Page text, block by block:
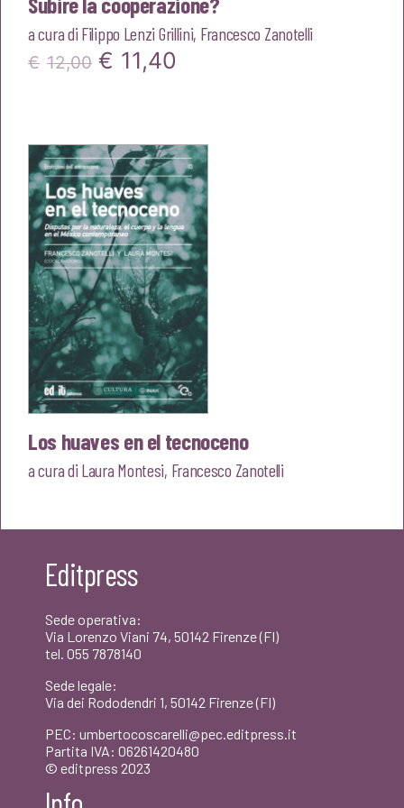
a cura di Filippo Lenzi Grillini, Francesco Zanotelli
€ 12,00 Il
era:
€12,00.
€ 11,40
è:
€11,40.
Los huaves en el tecnoceno
a cura di Laura Montesi, Francesco Zanotelli
Editpress
Sede operativa:
Via Lorenzo Viani 74, 50142 Firenze (FI)
tel. 055 7878140
Sede legale:
Via dei Rododendri 1, 50142 Firenze (FI)
PEC: umbertocoscarelli@pec.editpress.it
Partita IVA: 06261420480
© editpress 2023